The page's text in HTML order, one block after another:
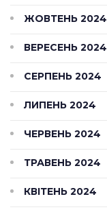
ЖОВТЕНЬ 2024
ВЕРЕСЕНЬ 2024
СЕРПЕНЬ 2024
ЛИПЕНЬ 2024
ЧЕРВЕНЬ 2024
ТРАВЕНЬ 2024
КВІТЕНЬ 2024